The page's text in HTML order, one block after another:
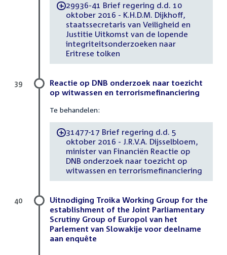
-29936-41 Brief regering d.d. 10
oktober 2016 - K.H.D.M. Dijkhoff,
staatssecretaris van Veiligheid en
Justitie Uitkomst van de lopende
integriteitsonderzoeken naar
Eritrese tolken
Reactie op DNB onderzoek naar toezicht
op witwassen en terrorismefinanciering
Te behandelen:
-31477-17 Brief regering d.d. 5
oktober 2016 - J.R.V.A. Dijsselbloem,
minister van Financiën Reactie op
DNB onderzoek naar toezicht op
witwassen en terrorismefinanciering
39
Uitnodiging Troika Working Group for the
establishment of the Joint Parliamentary
Scrutiny Group of Europol van het
Parlement van Slowakije voor deelname
aan enquête
40